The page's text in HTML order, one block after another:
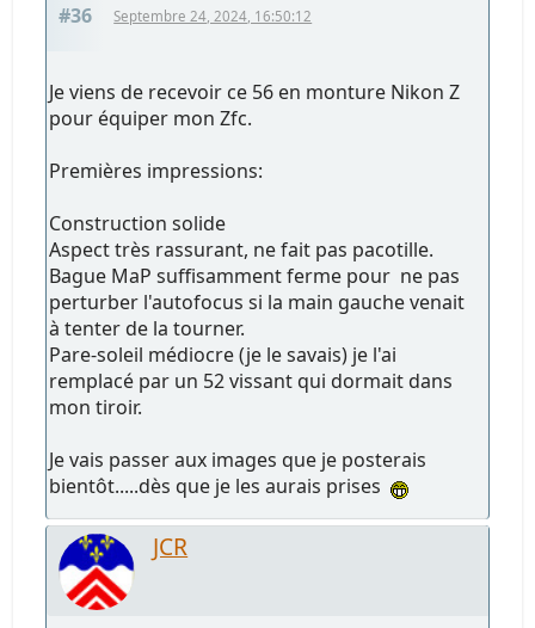
#36 Septembre 24, 2024, 16:50:12
Je viens de recevoir ce 56 en monture Nikon Z
pour équiper mon Zfc.
Premières impressions:
Construction solide
Aspect très rassurant, ne fait pas pacotille.
Bague MaP suffisamment ferme pour ne pas
perturber l'autofocus si la main gauche venait
à tenter de la tourner.
Pare-soleil médiocre (je le savais) je l'ai
remplacé par un 52 vissant qui dormait dans
mon tiroir.
Je vais passer aux images que je posterais
bientôt.....dès que je les aurais prises
JCR